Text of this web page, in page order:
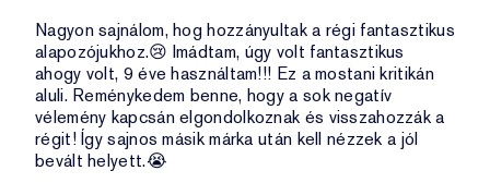
Nagyon sajnálom, hog hozzányultak a régi fantasztikus
alapozójukhoz.😢 Imádtam, úgy volt fantasztikus
ahogy volt, 9 éve használtam!!! Ez a mostani kritikán
aluli. Reménykedem benne, hogy a sok negatív
vélemény kapcsán elgondolkoznak és visszahozzák a
régit! Így sajnos másik márka után kell nézzek a jól
bevált helyett.😭